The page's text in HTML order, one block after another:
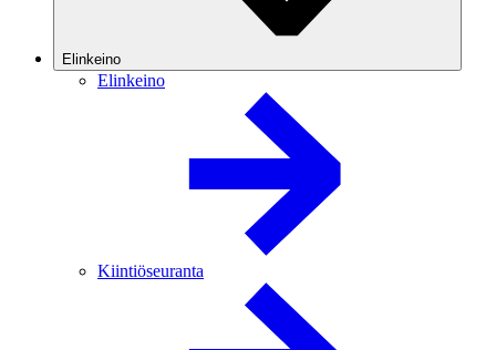
Elinkeino
Elinkeino
Kiintiöseuranta